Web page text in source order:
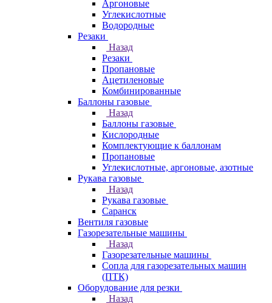
Аргоновые
Углекислотные
Водородные
Резаки
Назад
Резаки
Пропановые
Ацетиленовые
Комбинированные
Баллоны газовые
Назад
Баллоны газовые
Кислородные
Комплектующие к баллонам
Пропановые
Углекислотные, аргоновые, азотные
Рукава газовые
Назад
Рукава газовые
Саранск
Вентиля газовые
Газорезательные машины
Назад
Газорезательные машины
Сопла для газорезательных машин
(ПТК)
Оборудование для резки
Назад